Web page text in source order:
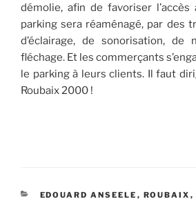
démolie, afin de favoriser l’accès
parking sera réaménagé, par des
d’éclairage, de sonorisation, de
fléchage. Et les commerçants
le parking à leurs clients. Il faut
Roubaix 2000 !
CATÉGORIES
EDOUARD ANSEELE , ROUBAIX ,